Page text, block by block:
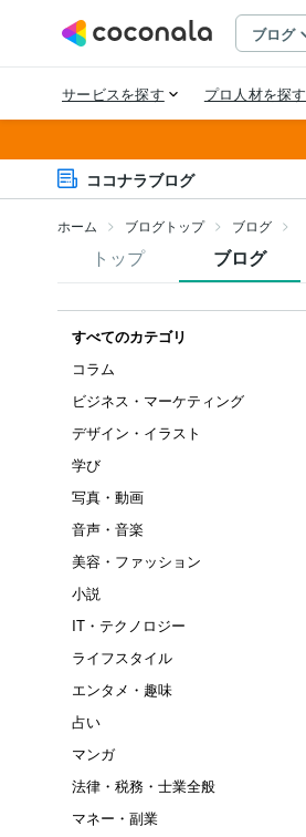
ココナラブログ
ホーム ブログトップ ブログ
トップ ブログ
すべてのカテゴリ
コラム
ビジネス・マーケティング
デザイン・イラスト
学び
写真・動画
音声・音楽
美容・ファッション
小説
IT・テクノロジー
ライフスタイル
エンタメ・趣味
占い
マンガ
法律・税務・士業全般
マネー・副業